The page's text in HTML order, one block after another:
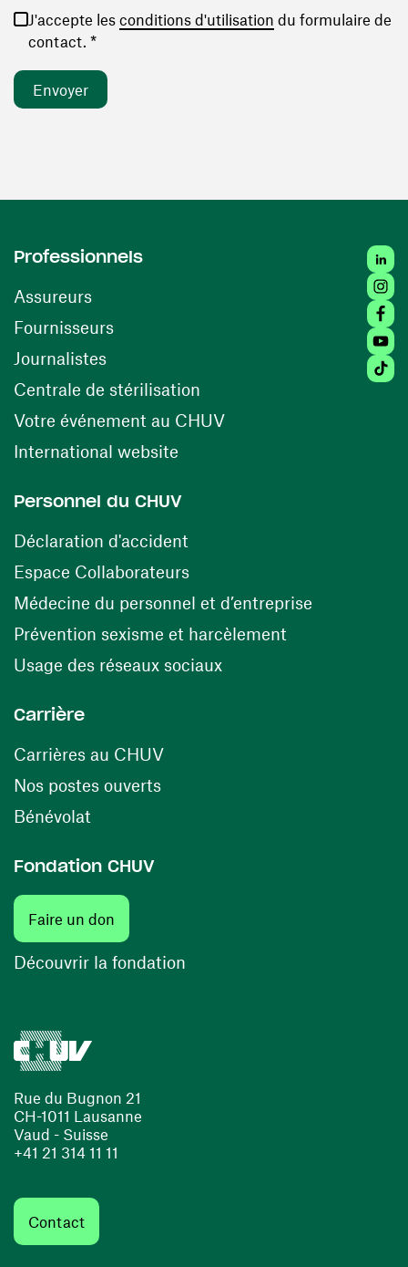
J'accepte les conditions d'utilisation (ouvre une
du formulaire de
contact. *
Rue du Bugnon 21
CH-1011 Lausanne
Vaud - Suisse
+41 21 314 11 11
Contact
Professionnels
Assureurs
Fournisseurs(ouvre une nouvelle fenêtre)
Journalistes
Centrale de stérilisation (ouvre une nouvelle
Votre événement au CHUV(ouvre une nouvelle
International website
Personnel du CHUV
Déclaration d'accident
Espace Collaborateurs(ouvre une nouvelle fenêtre)
Médecine du personnel et d’entreprise
Prévention sexisme et harcèlement
Usage des réseaux sociaux(ouvre une nouvelle
Carrière
Carrières au CHUV(ouvre une nouvelle fenêtre)
Nos postes ouverts(ouvre une nouvelle fenêtre)
Bénévolat
Fondation CHUV
Faire un don
Découvrir la fondation